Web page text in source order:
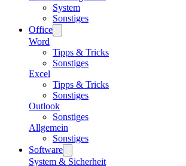
System
Sonstiges
Office
Word
Tipps & Tricks
Sonstiges
Excel
Tipps & Tricks
Sonstiges
Outlook
Sonstiges
Allgemein
Sonstiges
Software
System & Sicherheit